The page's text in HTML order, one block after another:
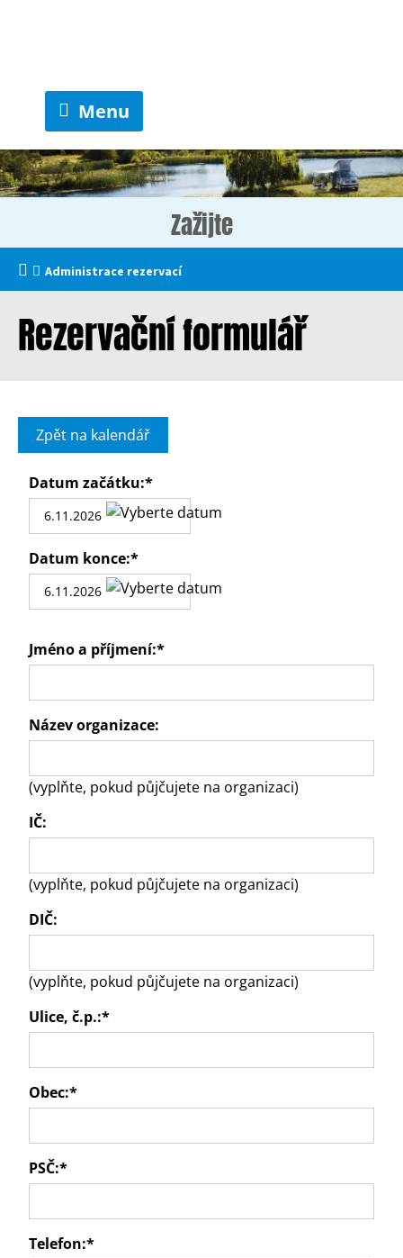
Menu
Zažijte
Administrace rezervací
Rezervační formulář
Zpět na kalendář
Datum začátku:*
Datum konce:*
Jméno a příjmení:*
Název organizace:
(vyplňte, pokud půjčujete na organizaci)
IČ:
(vyplňte, pokud půjčujete na organizaci)
DIČ:
(vyplňte, pokud půjčujete na organizaci)
Ulice, č.p.:*
Obec:*
PSČ:*
Telefon:*